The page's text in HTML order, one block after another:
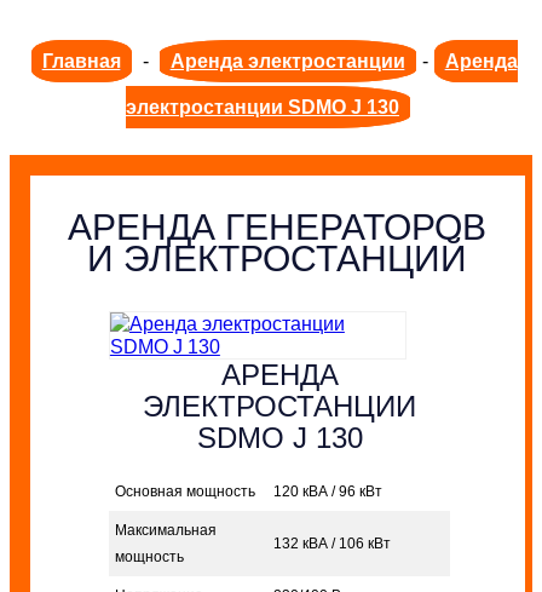
Главная - Аренда электростанции - Аренда
электростанции SDMO J 130
АРЕНДА ГЕНЕРАТОРОВ
И ЭЛЕКТРОСТАНЦИЙ
АРЕНДА
ЭЛЕКТРОСТАНЦИИ
SDMO J 130
Основная мощность 120 кВА / 96 кВт
Максимальная
мощность
132 кВА / 106 кВт